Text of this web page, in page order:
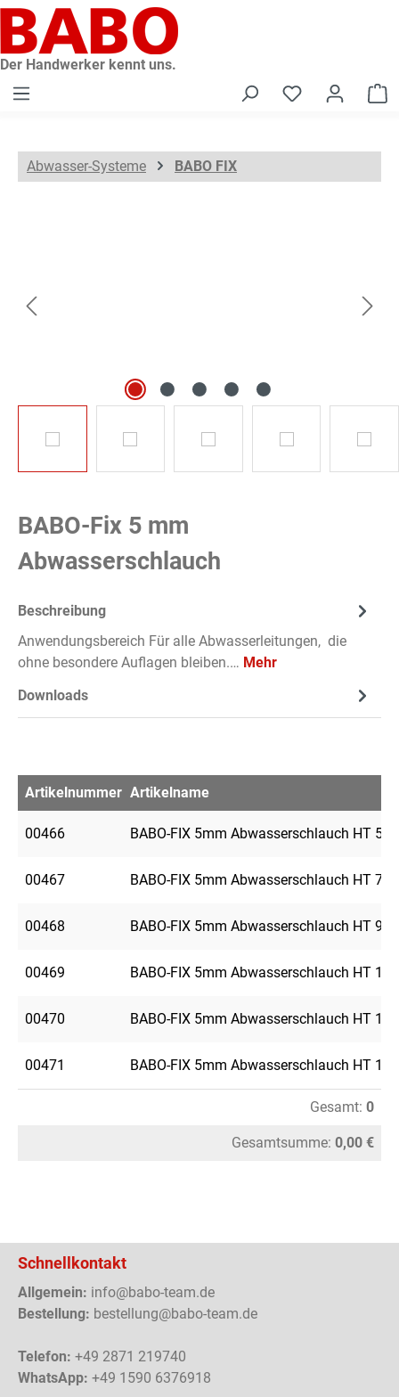
springen
Der Handwerker kennt uns.
Abwasser-Systeme BABO FIX
BABO-Fix 5 mm
Abwasserschlauch
Beschreibung
Anwendungsbereich Für alle Abwasserleitungen, die
ohne besondere Auflagen bleiben.… Mehr
Downloads
Artikelnummer Artikelname
00466 BABO-FIX 5mm Abwasserschlauch HT 50
00467 BABO-FIX 5mm Abwasserschlauch HT 70
00468 BABO-FIX 5mm Abwasserschlauch HT 90
00469 BABO-FIX 5mm Abwasserschlauch HT 100
00470 BABO-FIX 5mm Abwasserschlauch HT 125
00471 BABO-FIX 5mm Abwasserschlauch HT 150
Gesamt: 0
Gesamtsumme: 0,00 €
Schnellkontakt
Allgemein: info@babo-team.de
Bestellung: bestellung@babo-team.de
Telefon: +49 2871 219740
WhatsApp: +49 1590 6376918